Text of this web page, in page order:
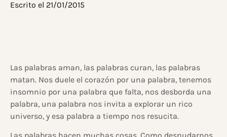
Escrito el 21/01/2015
Las palabras aman, las palabras curan, las palabras
matan. Nos duele el corazón por una palabra, tenemos
insomnio por una palabra que falta, nos desborda una
palabra, una palabra nos invita a explorar un rico
universo, y esa palabra a tiempo nos resucita.